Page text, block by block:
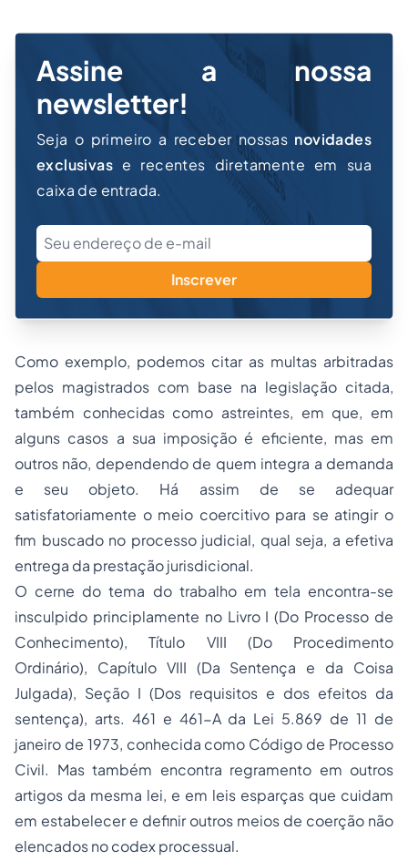
Assine a nossa
newsletter!
Seja o primeiro a receber nossas novidades
exclusivas e recentes diretamente em sua
caixa de entrada.
Inscrever
Como exemplo, podemos citar as multas arbitradas
pelos magistrados com base na legislação citada,
também conhecidas como astreintes, em que, em
alguns casos a sua imposição é eficiente, mas em
outros não, dependendo de quem integra a demanda
e seu objeto. Há assim de se adequar
satisfatoriamente o meio coercitivo para se atingir o
fim buscado no processo judicial, qual seja, a efetiva
entrega da prestação jurisdicional.
O cerne do tema do trabalho em tela encontra-se
insculpido principlamente no Livro I (Do Processo de
Conhecimento), Título VIII (Do Procedimento
Ordinário), Capítulo VIII (Da Sentença e da Coisa
Julgada), Seção I (Dos requisitos e dos efeitos da
sentença), arts. 461 e 461-A da Lei 5.869 de 11 de
janeiro de 1973, conhecida como Código de Processo
Civil. Mas também encontra regramento em outros
artigos da mesma lei, e em leis esparças que cuidam
em estabelecer e definir outros meios de coerção não
elencados no codex processual.